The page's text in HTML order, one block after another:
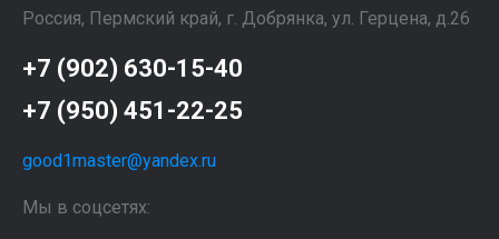
Россия, Пермский край, г. Добрянка, ул. Герцена, д.26
+7 (902) 630-15-40
+7 (950) 451-22-25
good1master@yandex.ru
Мы в соцсетях: